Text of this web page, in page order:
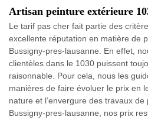
Artisan peinture extérieure
Le tarif pas cher fait partie des
excellente réputation en matière de
Bussigny-pres-lausanne. En effet,
clientèles dans le 1030 puissent
raisonnable. Pour cela, nous les
manières de faire évoluer le prix en
nature et l’envergure des travaux
Bussigny-pres-lausanne, nos prix